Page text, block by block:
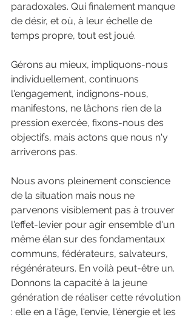
paradoxales. Qui finalement manque
de désir, et où, à leur échelle de
temps propre, tout est joué.
Gérons au mieux, impliquons-nous
individuellement, continuons
l'engagement, indignons-nous,
manifestons, ne lâchons rien de la
pression exercée, fixons-nous des
objectifs, mais actons que nous n'y
arriverons pas.
Nous avons pleinement conscience
de la situation mais nous ne
parvenons visiblement pas à trouver
l'effet-levier pour agir ensemble d'un
même élan sur des fondamentaux
communs, fédérateurs, salvateurs,
régénérateurs. En voilà peut-être un.
Donnons la capacité à la jeune
génération de réaliser cette révolution
: elle en a l'âge, l'envie, l'énergie et les